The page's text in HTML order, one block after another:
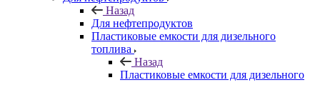
Назад
Для нефтепродуктов
Пластиковые емкости для дизельного
топлива
Назад
Пластиковые емкости для дизельного